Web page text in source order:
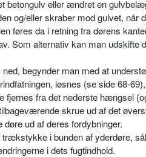
betongulv eller ændret en
og/eller skraber mod gulvet,
føres da i retning fra dørens
Som alternativ kan man
begynder man med at
løsnes (se side 68-
fjernes fra det nederste hængsel
skrue ud af det
døre ud af deres fordybninger.
i bunden af yderdøre,
i dets fugtindhold.